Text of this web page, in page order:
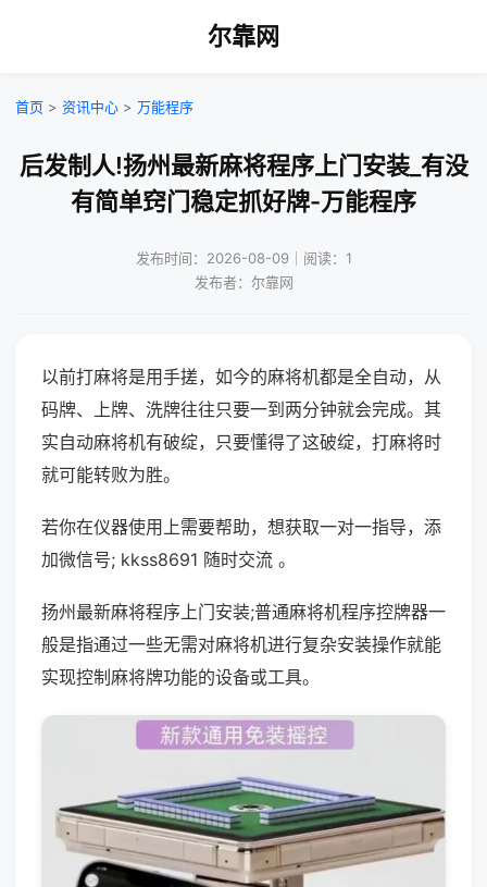
尔靠网
首页 > 资讯中心 > 万能程序
后发制人!扬州最新麻将程序上门安装_有没
有简单窍门稳定抓好牌-万能程序
发布时间：2026-08-09｜阅读：1
发布者：尔靠网
以前打麻将是用手搓，如今的麻将机都是全自动，从
码牌、上牌、洗牌往往只要一到两分钟就会完成。其
实自动麻将机有破绽，只要懂得了这破绽，打麻将时
就可能转败为胜。
若你在仪器使用上需要帮助，想获取一对一指导，添
加微信号; kkss8691 随时交流 。
扬州最新麻将程序上门安装;普通麻将机程序控牌器一
般是指通过一些无需对麻将机进行复杂安装操作就能
实现控制麻将牌功能的设备或工具。